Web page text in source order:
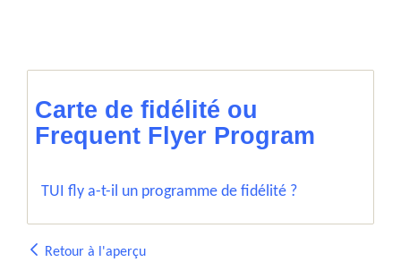
Carte de fidélité ou
Frequent Flyer Program
TUI fly a-t-il un programme de fidélité ?
Retour à l'aperçu